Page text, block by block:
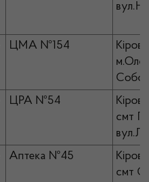
ЦМА №154
ЦРА №54
смт
Аптека №45
смт